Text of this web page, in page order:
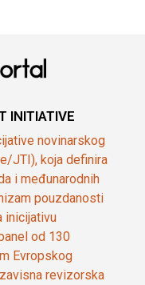
INITIATIVE
novinarskog
JTI), koja definira
i međunarodnih
pouzdanosti
inicijativu
od 130
Evropskog
revizorska